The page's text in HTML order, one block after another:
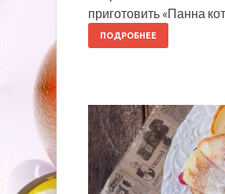
приготовить «Панна
ПОДРОБНЕЕ